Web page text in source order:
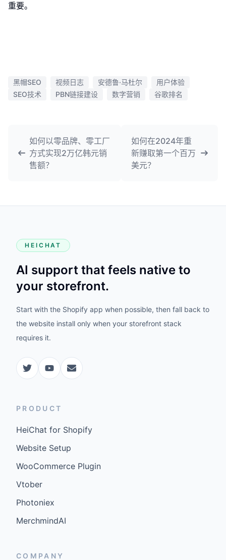
重要。
黑帽SEO 视频日志 安德鲁·马杜尔
用户体验
SEO技术
PBN链接建设 数字营销 谷歌排名
如何以零品牌、零工厂
方式实现2万亿韩元销
售额？
如何在2024年重
新赚取第一个百万
美元？
HEICHAT
AI support that feels native to
your storefront.
Start with the Shopify app when possible, then fall back to
the website install only when your storefront stack
requires it.
PRODUCT
HeiChat for Shopify
Website Setup
WooCommerce Plugin
Vtober
Photoniex
MerchmindAI
COMPANY